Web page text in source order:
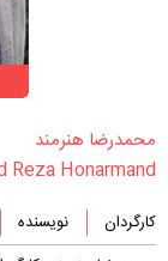
‏محمدرضا هنرمند‏
Reza Honarmand
کارگردان
نویسنده